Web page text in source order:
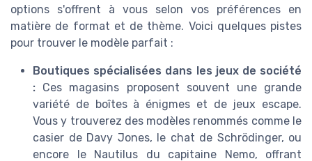
options s'offrent à vous selon vos préférences en
matière de format et de thème. Voici quelques pistes
pour trouver le modèle parfait :
Boutiques spécialisées dans les jeux de société
: Ces magasins proposent souvent une grande
variété de boîtes à énigmes et de jeux escape.
Vous y trouverez des modèles renommés comme le
casier de Davy Jones, le chat de Schrödinger, ou
encore le Nautilus du capitaine Nemo, offrant